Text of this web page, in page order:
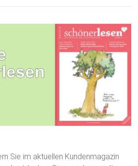
Sie im aktuellen Kundenmagazin